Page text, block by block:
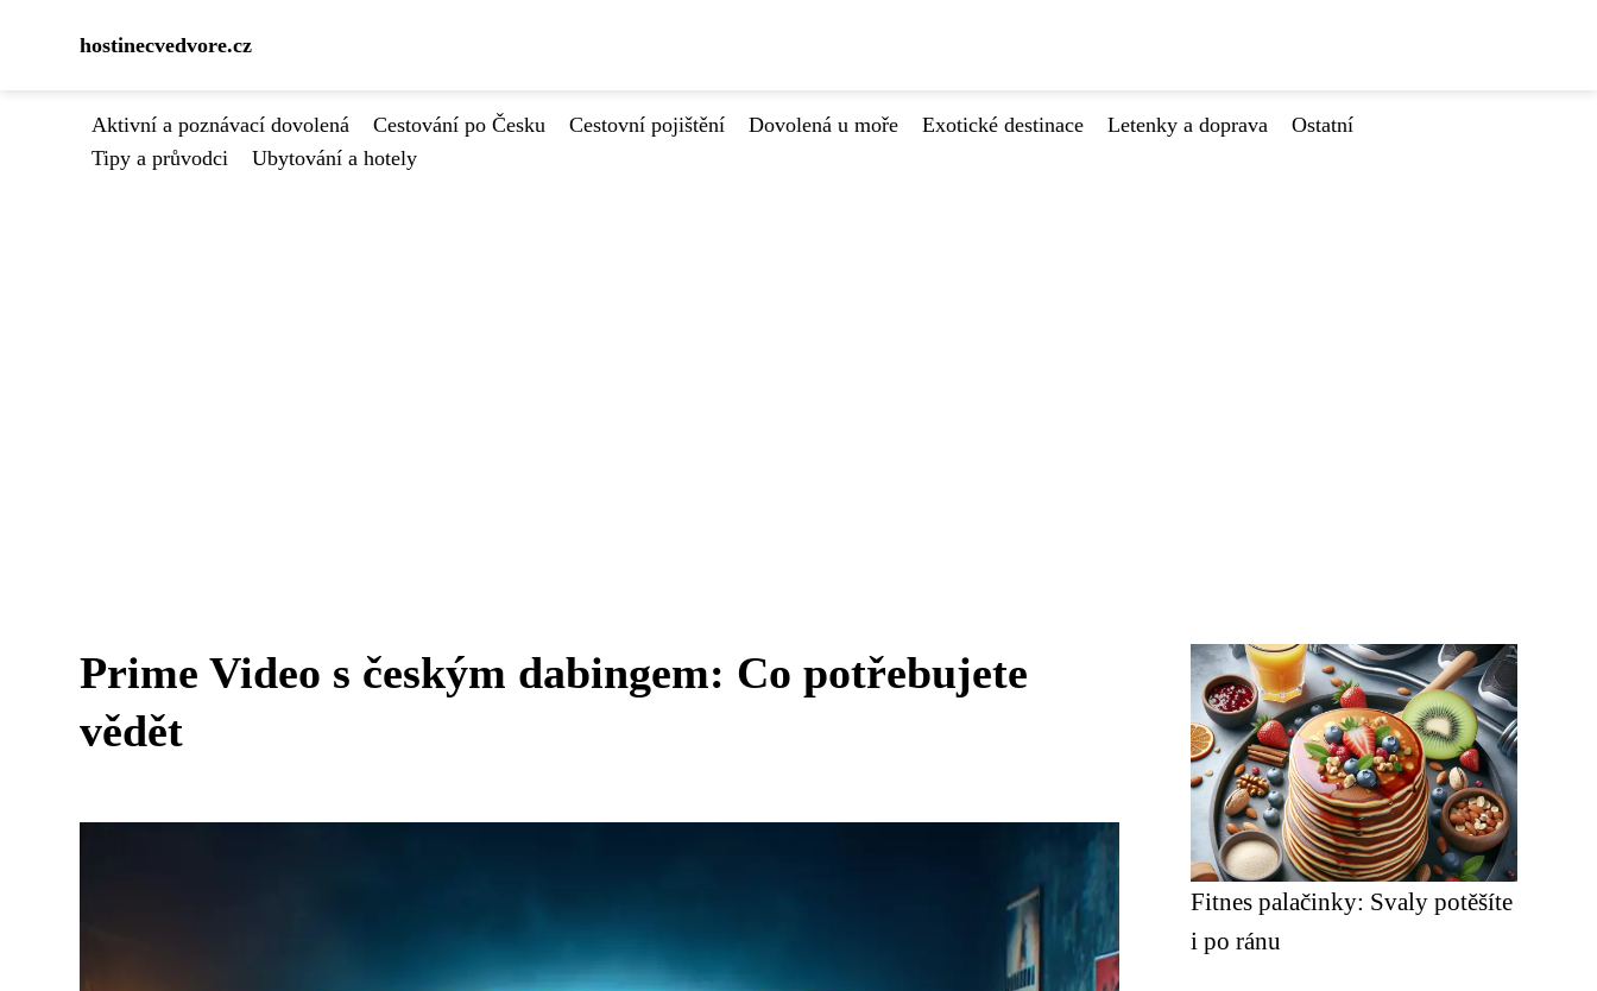
hostinecvedvore.cz
Aktivní a poznávací dovolená Cestování po Česku Cestovní pojištění Dovolená u moře Exotické destinace Letenky a doprava
Ostatní
Tipy a průvodci
Ubytování a hotely
Prime Video s českým dabingem: Co potřebujete
vědět
Fitnes palačinky: Svaly potěšíte
i po ránu